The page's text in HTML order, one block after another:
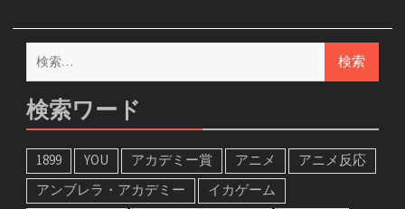
検
索:
検索ワード
1899 YOU アカデミー賞 アニメ
アニメ反応
アンブレラ・アカデミー
イカゲーム